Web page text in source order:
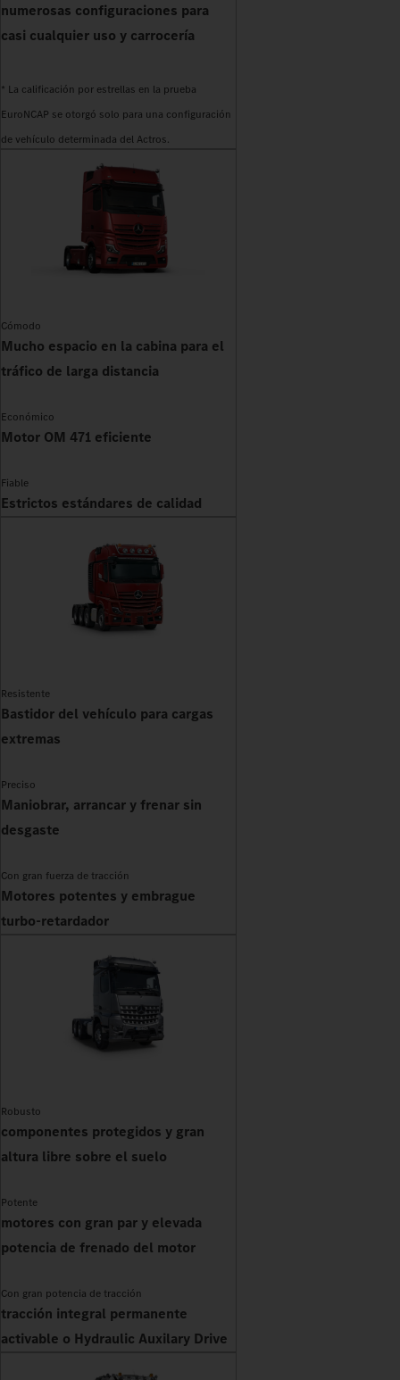
numerosas configuraciones para
casi cualquier uso y carrocería
* La calificación por estrellas en la prueba
EuroNCAP se otorgó solo para una configuración
de vehículo determinada del Actros.
Cómodo
Mucho espacio en la cabina para el
tráfico de larga distancia
Económico
Motor OM 471 eficiente
Fiable
Estrictos estándares de calidad
Resistente
Bastidor del vehículo para cargas
extremas
Preciso
Maniobrar, arrancar y frenar sin
desgaste
Con gran fuerza de tracción
Motores potentes y embrague
turbo-retardador
Robusto
componentes protegidos y gran
altura libre sobre el suelo
Potente
motores con gran par y elevada
potencia de frenado del motor
Con gran potencia de tracción
tracción integral permanente
activable o Hydraulic Auxilary Drive